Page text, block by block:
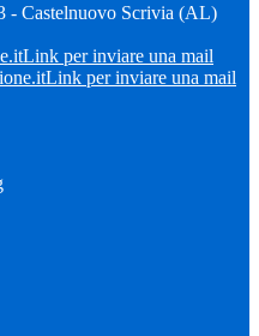
- Castelnuovo Scrivia (AL)
Link per inviare una mail
Link per inviare una mail